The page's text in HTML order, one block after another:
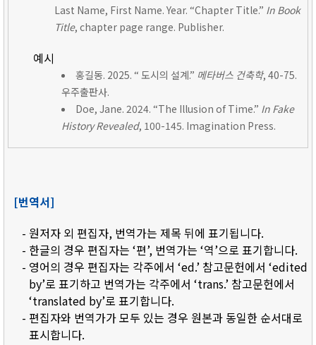
Last Name, First Name. Year. “Chapter Title.” In Book
Title, chapter page range. Publisher.
예시
홍길동. 2025. “ 도시의 설계.” 메타버스 건축학, 40-75.
우주출판사.
Doe, Jane. 2024. “The Illusion of Time.” In Fake
History Revealed, 100-145. Imagination Press.
[번역서]
- 원저자 외 편집자, 번역가는 제목 뒤에 표기됩니다.
- 한글의 경우 편집자는 ‘편’, 번역가는 ‘역’으로 표기합니다.
- 영어의 경우 편집자는 각주에서 ‘ed.’ 참고문헌에서 ‘edited
by’로 표기하고 번역가는 각주에서 ‘trans.’ 참고문헌에서
‘translated by’로 표기합니다.
- 편집자와 번역가가 모두 있는 경우 원본과 동일한 순서대로
표시합니다.